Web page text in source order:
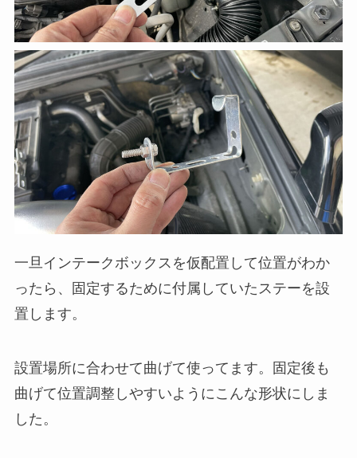
一旦インテークボックスを仮配置して位置がわか
ったら、固定するために付属していたステーを設
置します。
設置場所に合わせて曲げて使ってます。固定後も
曲げて位置調整しやすいようにこんな形状にしま
した。